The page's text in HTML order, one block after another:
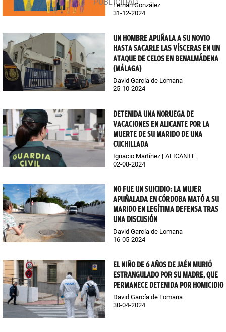
Fernán González
31-12-2024
UN HOMBRE APUÑALA A SU NOVIO
HASTA SACARLE LAS VÍSCERAS EN UN
ATAQUE DE CELOS EN BENALMÁDENA
(MÁLAGA)
David García de Lomana
25-10-2024
DETENIDA UNA NORUEGA DE
VACACIONES EN ALICANTE POR LA
MUERTE DE SU MARIDO DE UNA
CUCHILLADA
Ignacio Martínez
ALICANTE
02-08-2024
NO FUE UN SUICIDIO: LA MUJER
APUÑALADA EN CÓRDOBA MATÓ A SU
MARIDO EN LEGÍTIMA DEFENSA TRAS
UNA DISCUSIÓN
David García de Lomana
16-05-2024
EL NIÑO DE 6 AÑOS DE JAÉN MURIÓ
ESTRANGULADO POR SU MADRE, QUE
PERMANECE DETENIDA POR HOMICIDIO
David García de Lomana
30-04-2024